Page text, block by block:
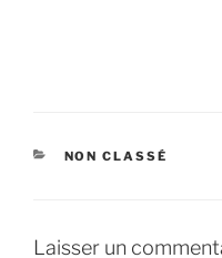
CATÉGORIES
NON CLASSÉ
Laisser un